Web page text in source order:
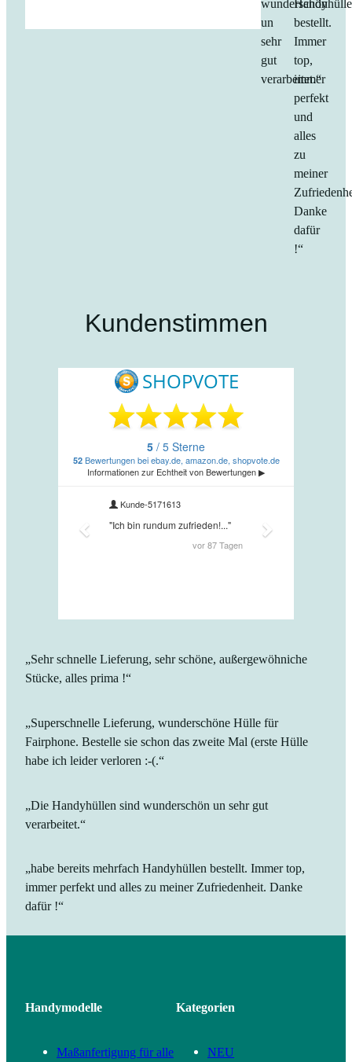
wunderschön
un
sehr
gut
verarbeitet.“
bestellt.
Immer
top,
immer
perfekt
und
alles
zu
meiner
Danke
dafür
!“
Kundenstimmen
„Sehr schnelle Lieferung, sehr schöne, außergewöhniche
Stücke, alles prima !“
„Superschnelle Lieferung, wunderschöne Hülle für
Fairphone. Bestelle sie schon das zweite Mal (erste Hülle
habe ich leider verloren :-(.“
„Die Handyhüllen sind wunderschön un sehr gut
verarbeitet.“
„habe bereits mehrfach Handyhüllen bestellt. Immer top,
immer perfekt und alles zu meiner Zufriedenheit. Danke
dafür !“
Handymodelle
Maßanfertigung für alle
Kategorien
NEU